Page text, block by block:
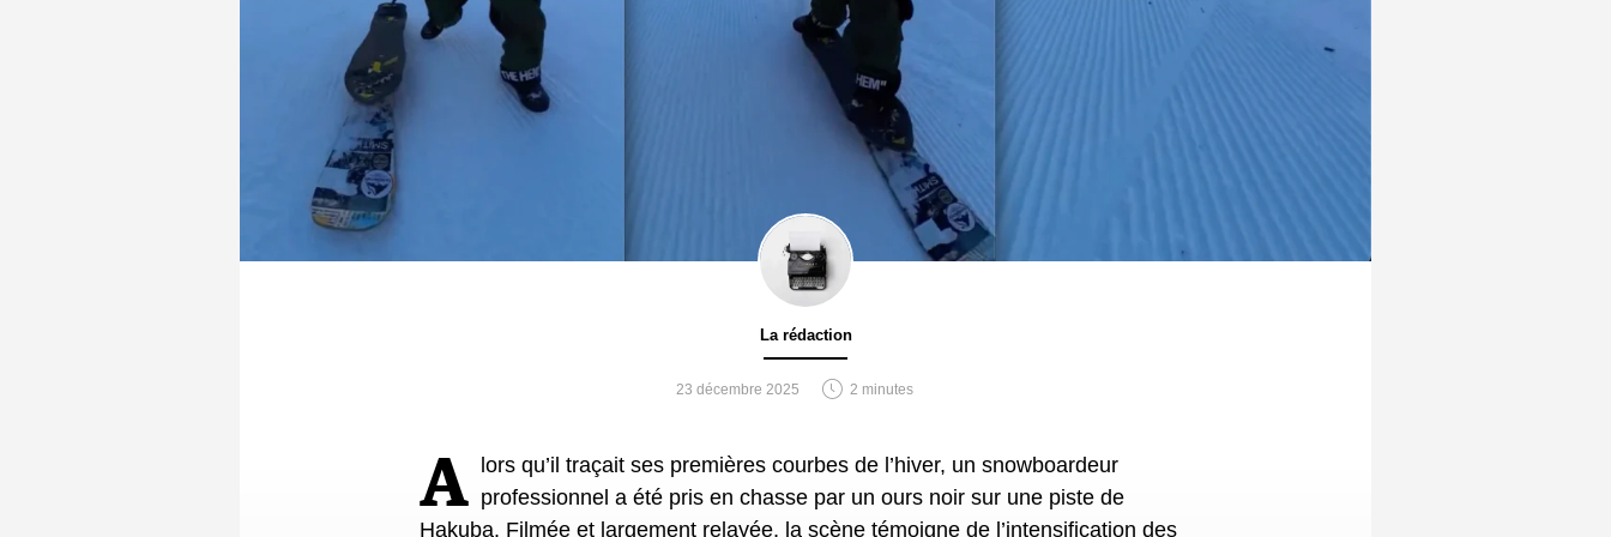
La rédaction
23 décembre 2025 2 minutes
Alors qu’il traçait ses premières courbes de l’hiver, un snowboardeur professionnel a été pris en chasse par un ours noir sur une piste de
Hakuba. Filmée et largement relayée, la scène témoigne de l’intensification des